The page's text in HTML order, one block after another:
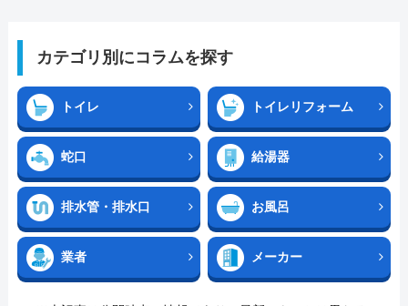
カテゴリ別にコラムを探す
トイレ トイレリフォーム
蛇口 給湯器
排水管・排水口 お風呂
業者 メーカー